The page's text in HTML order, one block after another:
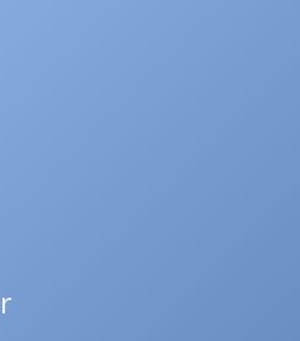
AI Agents – mit Brand
identity – unique,